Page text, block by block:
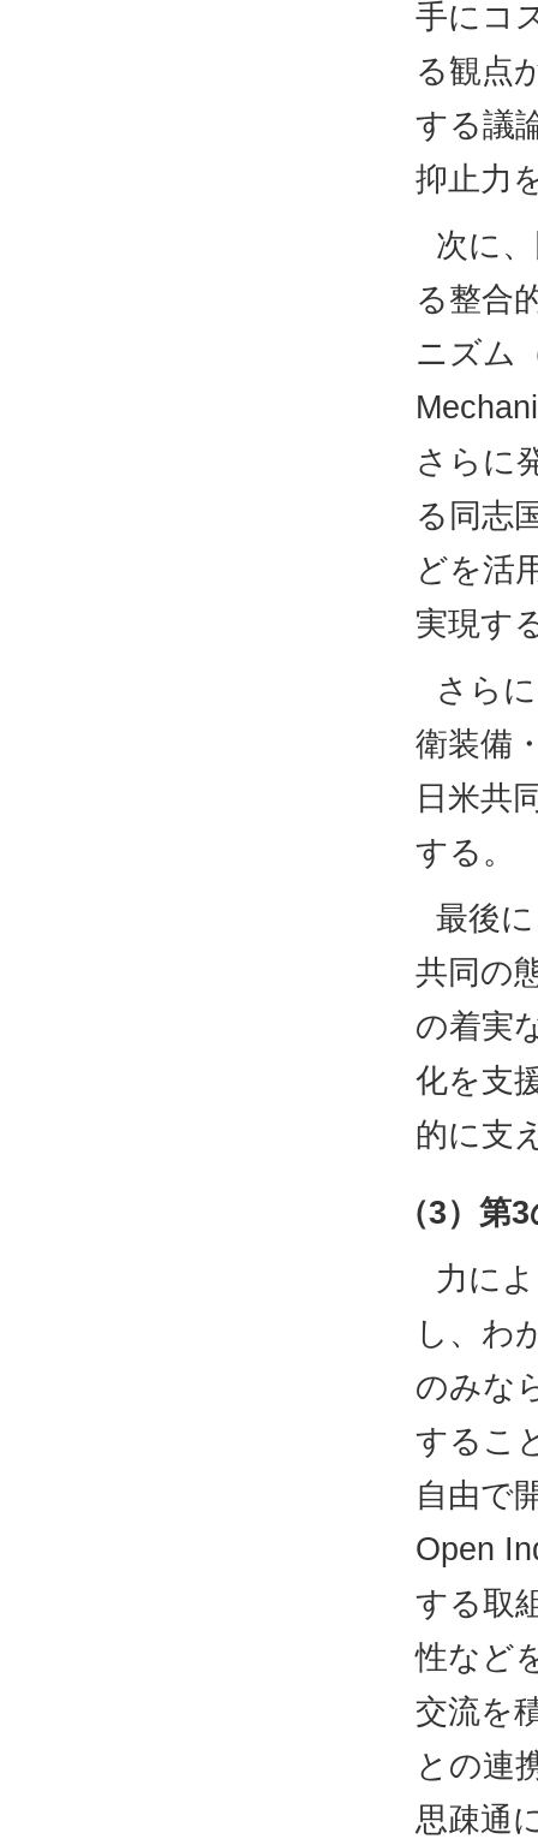
手にコ
る観点
する議
抑止力
次に
る整合
ニズム
さらに
る同志
どを活
実現す
さら
衛装備
日米共
する。
最後
共同の
の着実
化を支
的に支
（3）第
力に
し、わ
のみな
するこ
自由で
Open
する取
性など
交流を
との連
思疎通